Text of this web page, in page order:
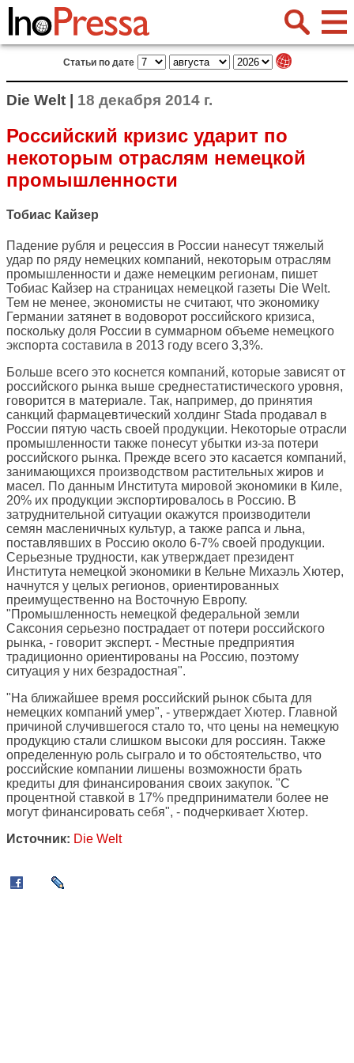
Статьи по дате
Die Welt | 18 декабря 2014 г.
Российский кризис ударит по
некоторым отраслям немецкой
промышленности
Тобиас Кайзер
Падение рубля и рецессия в России нанесут тяжелый
удар по ряду немецких компаний, некоторым отраслям
промышленности и даже немецким регионам, пишет
Тобиас Кайзер на страницах немецкой газеты Die Welt.
Тем не менее, экономисты не считают, что экономику
Германии затянет в водоворот российского кризиса,
поскольку доля России в суммарном объеме немецкого
экспорта составила в 2013 году всего 3,3%.
Больше всего это коснется компаний, которые зависят от
российского рынка выше среднестатистического уровня,
говорится в материале. Так, например, до принятия
санкций фармацевтический холдинг Stada продавал в
России пятую часть своей продукции. Некоторые отрасли
промышленности также понесут убытки из-за потери
российского рынка. Прежде всего это касается компаний,
занимающихся производством растительных жиров и
масел. По данным Института мировой экономики в Киле,
20% их продукции экспортировалось в Россию. В
затруднительной ситуации окажутся производители
семян масленичных культур, а также рапса и льна,
поставлявших в Россию около 6-7% своей продукции.
Серьезные трудности, как утверждает президент
Института немецкой экономики в Кельне Михаэль Хютер,
начнутся у целых регионов, ориентированных
преимущественно на Восточную Европу.
"Промышленность немецкой федеральной земли
Саксония серьезно пострадает от потери российского
рынка, - говорит эксперт. - Местные предприятия
традиционно ориентированы на Россию, поэтому
ситуация у них безрадостная".
"На ближайшее время российский рынок сбыта для
немецких компаний умер", - утверждает Хютер. Главной
причиной случившегося стало то, что цены на немецкую
продукцию стали слишком высоки для россиян. Также
определенную роль сыграло и то обстоятельство, что
российские компании лишены возможности брать
кредиты для финансирования своих закупок. "С
процентной ставкой в 17% предприниматели более не
могут финансировать себя", - подчеркивает Хютер.
Источник: Die Welt